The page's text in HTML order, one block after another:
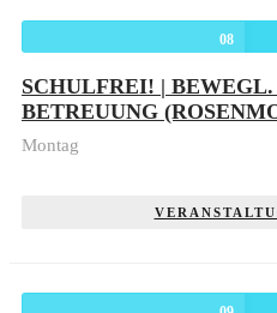
08
SCHULFREI! |
BETREUUNG
Montag